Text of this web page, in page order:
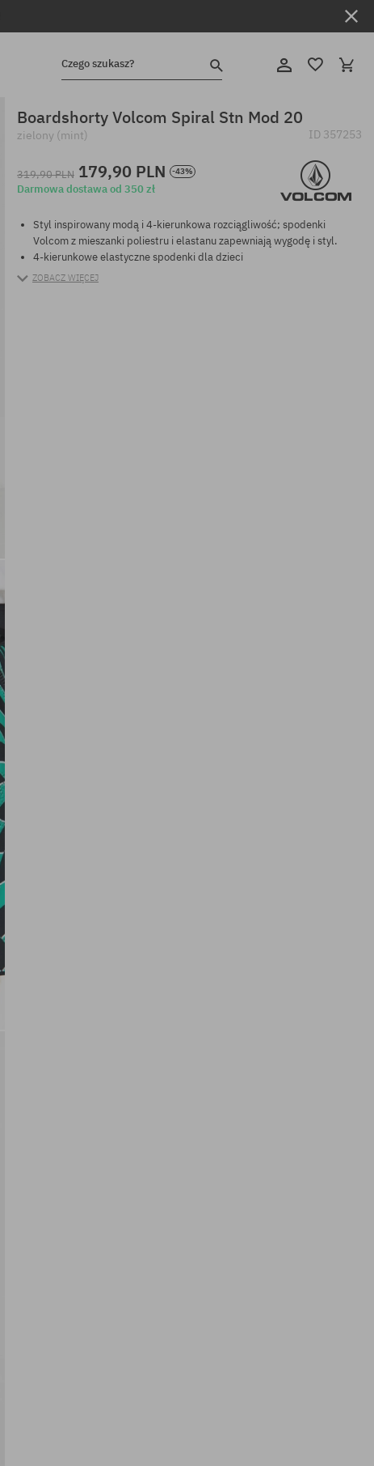
Czego szukasz?
Boardshorty Volcom Spiral Stn Mod 20
zielony (mint) ID 357253
319,90 PLN 179,90 PLN -43%
Darmowa dostawa od 350 zł
Styl inspirowany modą i 4-kierunkowa rozciągliwość; spodenki
Volcom z mieszanki poliestru i elastanu zapewniają wygodę i styl.
4-kierunkowe elastyczne spodenki dla dzieci
ZOBACZ WIĘCEJ